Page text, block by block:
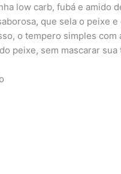
low carb, fubá e amido
que sela o peixe e
o tempero simples com
peixe, sem mascarar sua